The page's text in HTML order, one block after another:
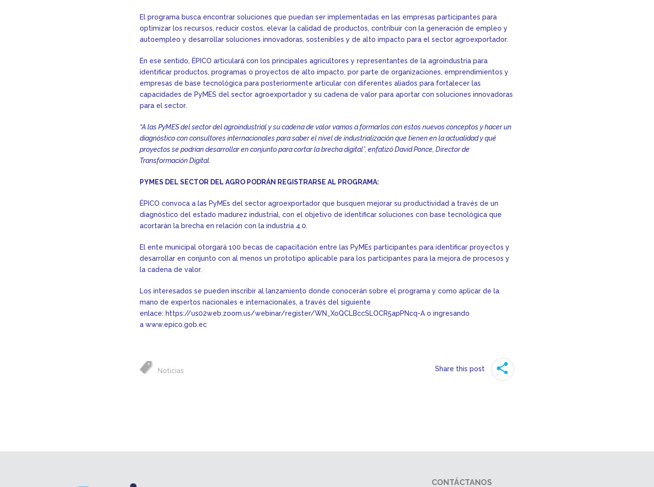
El programa busca encontrar soluciones que puedan ser implementadas en las empresas participantes para
optimizar los recursos, reducir costos, elevar la calidad de productos, contribuir con la generación de empleo y
autoempleo y desarrollar soluciones innovadoras, sostenibles y de alto impacto para el sector agroexportador.
En ese sentido, ÉPICO articulará con los principales agricultores y representantes de la agroindustria para
identificar productos, programas o proyectos de alto impacto, por parte de organizaciones, emprendimientos y
empresas de base tecnológica para posteriormente articular con diferentes aliados para fortalecer las
capacidades de PyMES del sector agroexportador y su cadena de valor para aportar con soluciones innovadoras
para el sector.
“A las PyMES del sector del agroindustrial y su cadena de valor vamos a formarlos con estos nuevos conceptos y hacer un
diagnóstico con consultores internacionales para saber el nivel de industrialización que tienen en la actualidad y qué
proyectos se podrían desarrollar en conjunto para cortar la brecha digital”, enfatizó David Ponce, Director de
Transformación Digital.
PYMES DEL SECTOR DEL AGRO PODRÁN REGISTRARSE AL PROGRAMA:
ÉPICO convoca a las PyMEs del sector agroexportador que busquen mejorar su productividad a través de un
diagnóstico del estado madurez industrial, con el objetivo de identificar soluciones con base tecnológica que
acortarán la brecha en relación con la industria 4.0.
El ente municipal otorgará 100 becas de capacitación entre las PyMEs participantes para identificar proyectos y
desarrollar en conjunto con al menos un prototipo aplicable para los participantes para la mejora de procesos y
la cadena de valor.
Los interesados se pueden inscribir al lanzamiento donde conocerán sobre el programa y como aplicar de la
mano de expertos nacionales e internacionales, a través del siguiente
enlace: https://us02web.zoom.us/webinar/register/WN_XoQCLBccSLOCR5apPNcq-A o ingresando
a www.epico.gob.ec
Noticias Share this post
CONTÁCTANOS